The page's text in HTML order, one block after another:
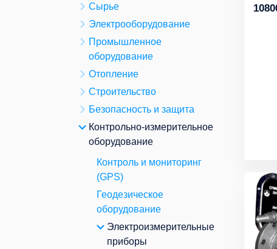
Сырье
Электрооборудование
Промышленное
оборудование
Отопление
Строительство
Безопасность и защита
Контрольно-измерительное
оборудование
Контроль и мониторинг
(GPS)
Геодезическое
оборудование
Электроизмерительные
приборы